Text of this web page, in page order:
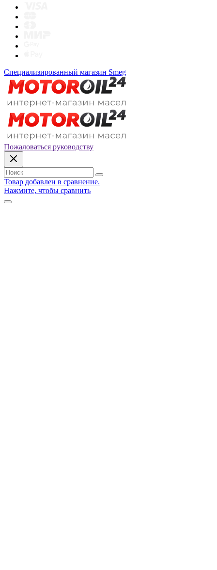
Специализированный магазин Smeg
Пожаловаться руководству
Товар добавлен в сравнение.
Нажмите, чтобы сравнить